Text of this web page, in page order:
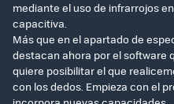
mediante el uso de infrarrojos
capacitiva.
Más que en el apartado de
destacan ahora por el software
quiere posibilitar el que
con los dedos. Empieza con el